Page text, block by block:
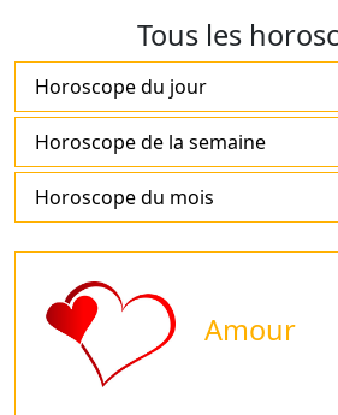
Tous les
Horoscope du jour
Horoscope de la semaine
Horoscope du mois
Amour